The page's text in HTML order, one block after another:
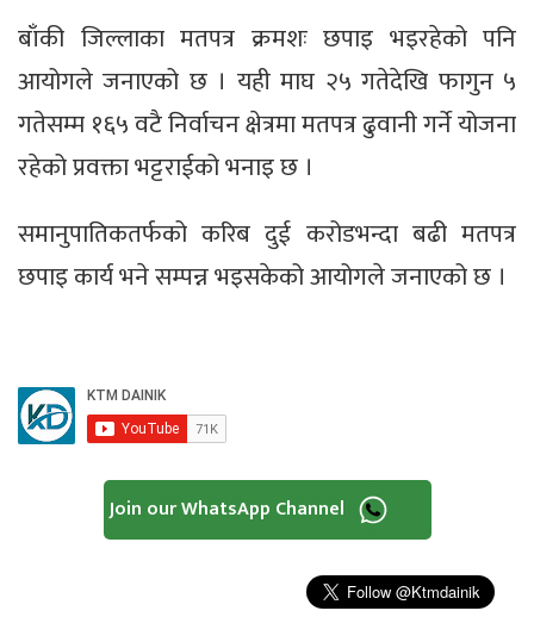
बाँकी जिल्लाका मतपत्र क्रमशः छपाइ भइरहेको पनि
आयोगले जनाएको छ । यही माघ २५ गतेदेखि फागुन ५
गतेसम्म १६५ वटै निर्वाचन क्षेत्रमा मतपत्र ढुवानी गर्ने योजना
रहेको प्रवक्ता भट्टराईको भनाइ छ ।
समानुपातिकतर्फको करिब दुई करोडभन्दा बढी मतपत्र
छपाइ कार्य भने सम्पन्न भइसकेको आयोगले जनाएको छ ।
Join our WhatsApp Channel